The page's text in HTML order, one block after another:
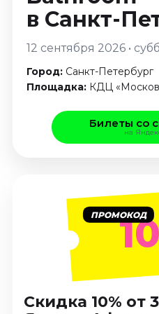
Январь 2027
Август 2026
Сентябрь 2026
Октябрь 2026
Ноябрь 2026
Декабрь 2026
Декабрь 2026
Январь 2027
Экскурсии
Август 2026
Сентябрь 2026
Октябрь 2026
в Санкт-
12 сентября 2026 •
Город: Санкт-Петербург
Площадка: КДЦ
Билеты со
на
ПРОМОКОД
Скидка 10% от